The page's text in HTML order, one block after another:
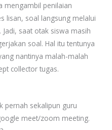
mengambil penilaian
lisan, soal langsung melalui
saat otak siswa masih
soal. Hal itu tentunya
nantinya malah-malah
collector tugas.
pernah sekalipun guru
meet/zoom meeting.